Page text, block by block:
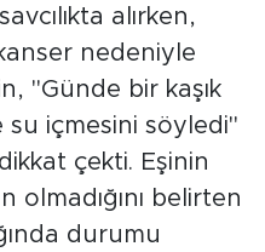
alırken,
nedeniyle
"Günde bir kaşık
su içmesini söyledi"
çekti. Eşinin
belirten
durumu